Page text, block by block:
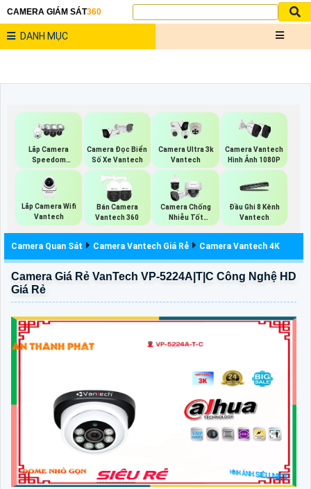
CAMERA GIÁM SÁT360
DANH MỤC
Lắp Camera
Speedom
Vantech
Camera Đọc Biển
Số Xe Vantech
Camera Ultra 3k
Vantech
Camera Vantech
Hình Ảnh 1080P
Lắp Camera Wifi
Vantech
Bán Camera
Vantech 360
Camera Chống
Nhiễu Tốt
Vantech
Đầu Ghi 8 Kênh
Vantech
Camera Quan Sát Camera Vantech Giá Rẻ Camera Vantech 4K
Camera Giá Rẻ VanTech VP-5224A|T|C Công Nghệ HD
Giá Rẻ